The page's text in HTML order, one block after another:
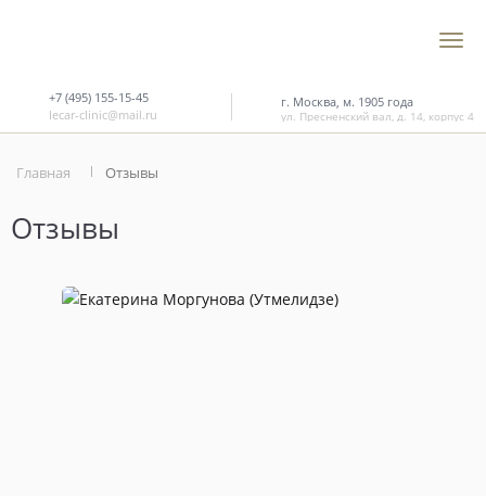
+7 (495) 155-15-45
lecar-clinic@mail.ru
г. Москва, м. 1905 года
ул. Пресненский вал, д. 14, корпус 4
Главная Отзывы
Отзывы